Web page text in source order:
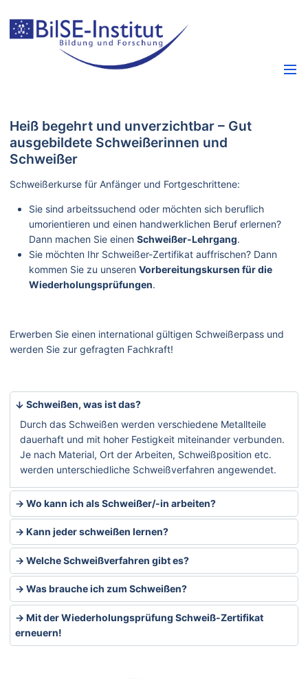
Heiß begehrt und unverzichtbar – Gut
ausgebildete Schweißerinnen und
Schweißer
Schweißerkurse für Anfänger und Fortgeschrittene:
Sie sind arbeitssuchend oder möchten sich beruflich
umorientieren und einen handwerklichen Beruf erlernen?
Dann machen Sie einen Schweißer-Lehrgang.
Sie möchten Ihr Schweißer-Zertifikat auffrischen? Dann
kommen Sie zu unseren Vorbereitungskursen für die
Wiederholungsprüfungen.
Erwerben Sie einen international gültigen Schweißerpass und
werden Sie zur gefragten Fachkraft!
Schweißen, was ist das?
Durch das Schweißen werden verschiedene Metallteile
dauerhaft und mit hoher Festigkeit miteinander verbunden.
Je nach Material, Ort der Arbeiten, Schweißposition etc.
werden unterschiedliche Schweißverfahren angewendet.
Wo kann ich als Schweißer/-in arbeiten?
Kann jeder schweißen lernen?
Welche Schweißverfahren gibt es?
Was brauche ich zum Schweißen?
Mit der Wiederholungsprüfung Schweiß-Zertifikat
erneuern!